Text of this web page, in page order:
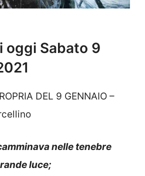
oggi Sabato 9
DEL 9 GENNAIO –
nelle tenebre
luce;